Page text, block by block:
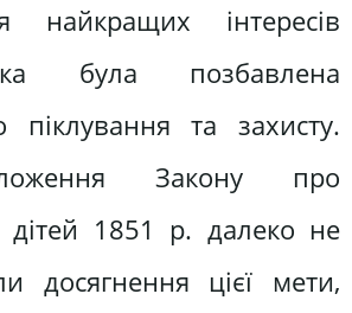
найкращих інтересів
була позбавлена
піклування та захисту.
Закону про
дітей 1851 р. далеко не
досягнення цієї мети,